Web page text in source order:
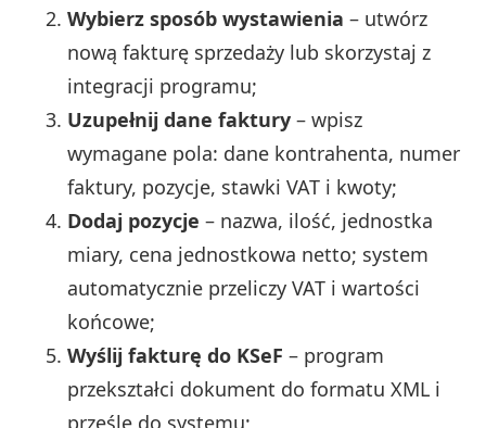
Wybierz sposób wystawienia – utwórz
nową fakturę sprzedaży lub skorzystaj z
integracji programu;
Uzupełnij dane faktury – wpisz
wymagane pola: dane kontrahenta, numer
faktury, pozycje, stawki VAT i kwoty;
Dodaj pozycje – nazwa, ilość, jednostka
miary, cena jednostkowa netto; system
automatycznie przeliczy VAT i wartości
końcowe;
Wyślij fakturę do KSeF – program
przekształci dokument do formatu XML i
prześle do systemu;